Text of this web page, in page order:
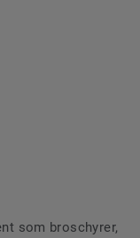
som broschyrer,